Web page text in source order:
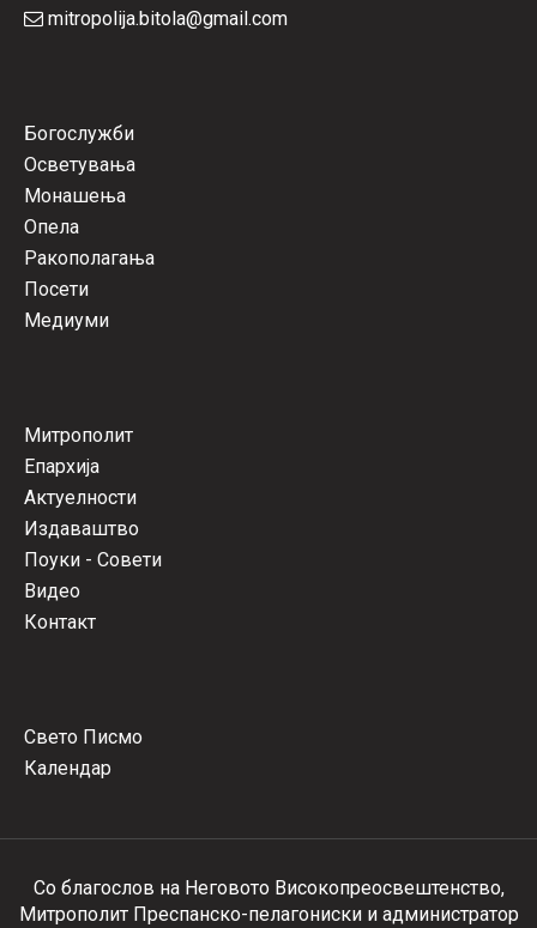
mitropolija.bitola@gmail.com
Богослужби
Осветувања
Монашења
Опела
Ракополагања
Посети
Медиуми
Митрополит
Епархија
Актуелности
Издаваштво
Поуки - Совети
Видео
Контакт
Свето Писмо
Календар
Со благослов на Неговото Високопреосвештенство,
Митрополит Преспанско-пелагониски и администратор